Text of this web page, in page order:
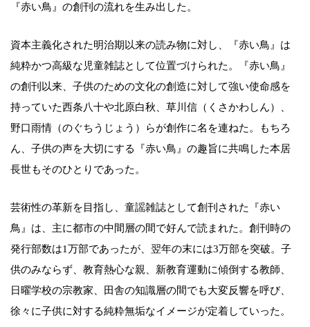
『赤い鳥』の創刊の流れを生み出した。
資本主義化された明治期以来の読み物に対し、『赤い鳥』は
純粋かつ高級な児童雑誌として位置づけられた。『赤い鳥』
の創刊以来、子供のための文化の創造に対して強い使命感を
持っていた西条八十や北原白秋、草川信（くさかわしん）、
野口雨情（のぐちうじょう）らが創作に名を連ねた。もちろ
ん、子供の声を大切にする『赤い鳥』の趣旨に共鳴した本居
長世もそのひとりであった。
芸術性の革新を目指し、童謡雑誌として創刊された『赤い
鳥』は、主に都市の中間層の間で好んで読まれた。創刊時の
発行部数は1万部であったが、翌年の末には3万部を突破。子
供のみならず、教育熱心な親、新教育運動に傾倒する教師、
日曜学校の宗教家、田舎の知識層の間でも大変反響を呼び、
徐々に子供に対する純粋無垢なイメージが定着していった。